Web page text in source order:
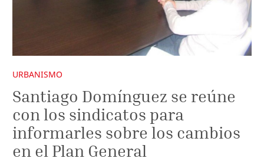
URBANISMO
Santiago Domínguez se reúne
con los sindicatos para
informarles sobre los cambios
en el Plan General